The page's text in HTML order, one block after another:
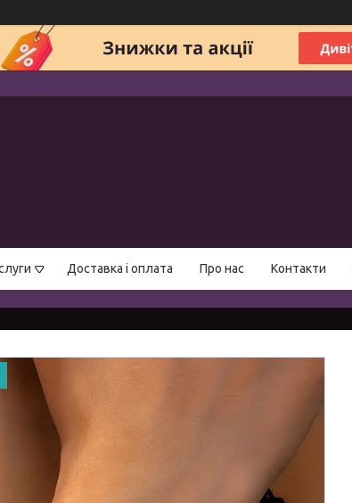
Доставка і оплата Про нас Контакти